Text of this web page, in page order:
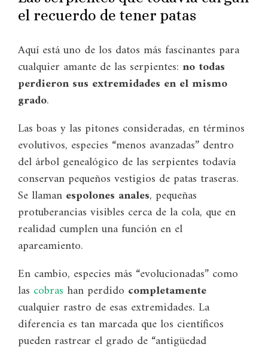
el recuerdo de tener patas
Aquí está uno de los datos más fascinantes para
cualquier amante de las serpientes: no todas
perdieron sus extremidades en el mismo
grado.
Las boas y las pitones consideradas, en términos
evolutivos, especies “menos avanzadas” dentro
del árbol genealógico de las serpientes todavía
conservan pequeños vestigios de patas traseras.
Se llaman espolones anales, pequeñas
protuberancias visibles cerca de la cola, que en
realidad cumplen una función en el
apareamiento.
En cambio, especies más “evolucionadas” como
las cobras han perdido completamente
cualquier rastro de esas extremidades. La
diferencia es tan marcada que los científicos
pueden rastrear el grado de “antigüedad